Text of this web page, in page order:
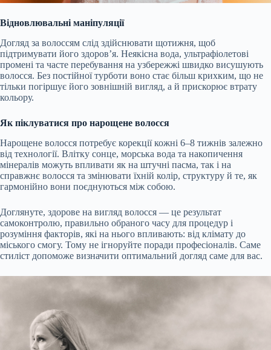
Відновлювальні маніпуляції
Догляд за волоссям слід здійснювати щотижня, щоб
підтримувати його здоров’я. Неякісна вода, ультрафіолетові
промені та часте перебування на узбережжі швидко висушують
волосся. Без постійної турботи воно стає більш крихким, що не
тільки погіршує його зовнішній вигляд, а й прискорює втрату
кольору.
Як піклуватися про нарощене волосся
Нарощене волосся потребує корекції кожні 6–8 тижнів залежно
від технології. Влітку сонце, морська вода та накопичення
мінералів можуть впливати як на штучні пасма, так і на
справжнє волосся та змінювати їхній колір, структуру й те, як
гармонійно вони поєднуються між собою.
Доглянуте, здорове на вигляд волосся — це результат
самоконтролю, правильно обраного часу для процедур і
розуміння факторів, які на нього впливають: від клімату до
міського смогу. Тому не ігноруйте поради професіоналів. Саме
стиліст допоможе визначити оптимальний догляд саме для вас.